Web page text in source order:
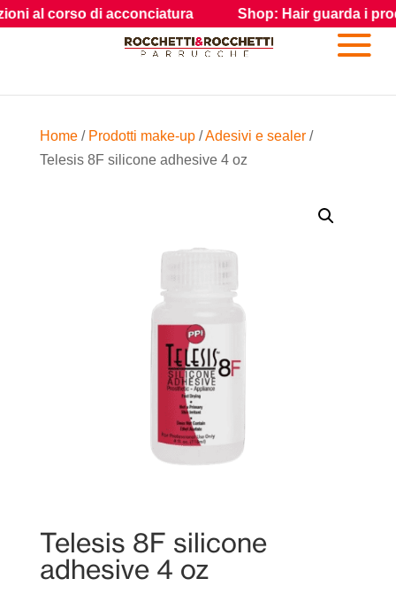
Home/ Prodotti make-up/Adesivi e sealer/
Telesis 8F silicone adhesive 4 oz
Telesis 8F silicone
adhesive 4 oz
acconciatura Shop: Hair guarda i prodotti e gli